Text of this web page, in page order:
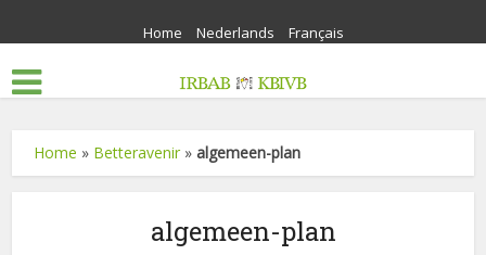
Home Nederlands Français
Home » Betteravenir »algemeen-plan
algemeen-plan